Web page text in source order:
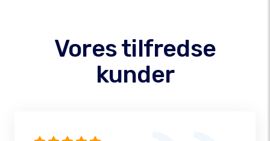
Vores tilfredse
kunder